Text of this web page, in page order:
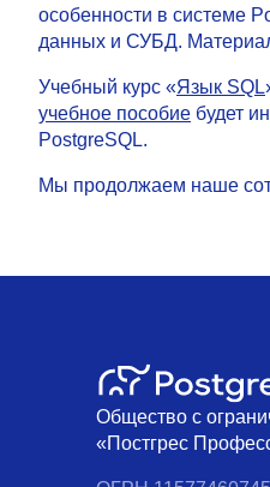
особенности в системе
данных и СУБД.
Учебный курс «Язык SQL
учебное пособие будет
PostgreSQL.
Мы продолжаем наше
Общество с
«Постгрес